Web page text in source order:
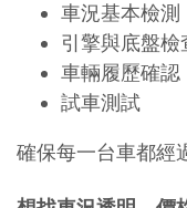
車況基本檢測
引擎與底盤檢
車輛履歷確認
試車測試
確保每一台車都經